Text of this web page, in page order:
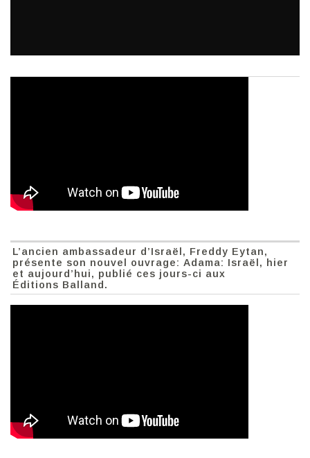
L’ancien ambassadeur d’Israël, Freddy Eytan,
présente son nouvel ouvrage: Adama: Israël, hier
et aujourd’hui, publié ces jours-ci aux
Éditions Balland.